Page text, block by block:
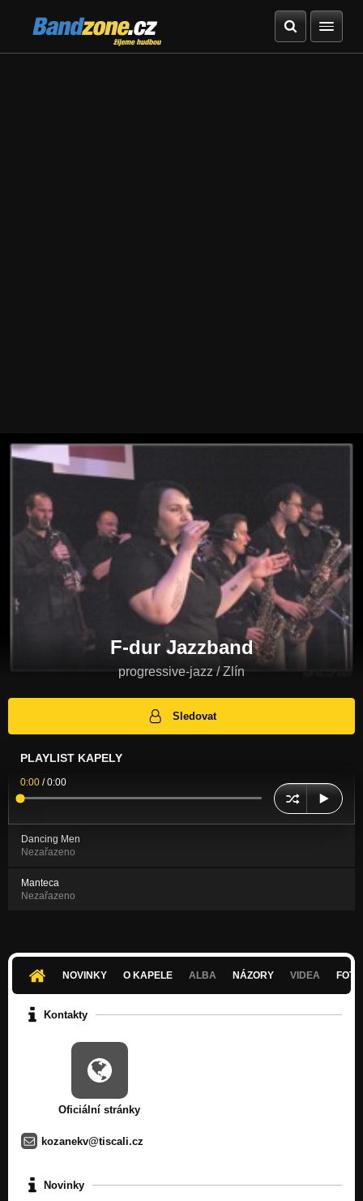
Bandzone.cz
žijeme hudbou
F-dur Jazzband
progressive-jazz / Zlín
Sledovat
PLAYLIST KAPELY
0:00 /0:00
Dancing Men
Nezařazeno
Manteca
Nezařazeno
NOVINKY O KAPELE ALBA NÁZORY VIDEA
Kontakty
Oficiální stránky
kozanekv@tiscali.cz
Novinky